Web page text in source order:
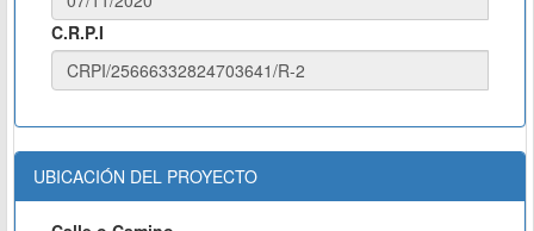
C.R.P.I
UBICACIÓN DEL PROYECTO